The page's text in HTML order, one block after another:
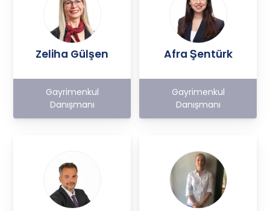
Zeliha Gülşen
Gayrimenkul
Danışmanı
Afra Şentürk
Gayrimenkul
Danışmanı